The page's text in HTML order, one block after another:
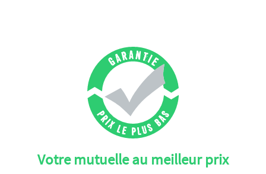
Votre mutuelle au meilleur prix